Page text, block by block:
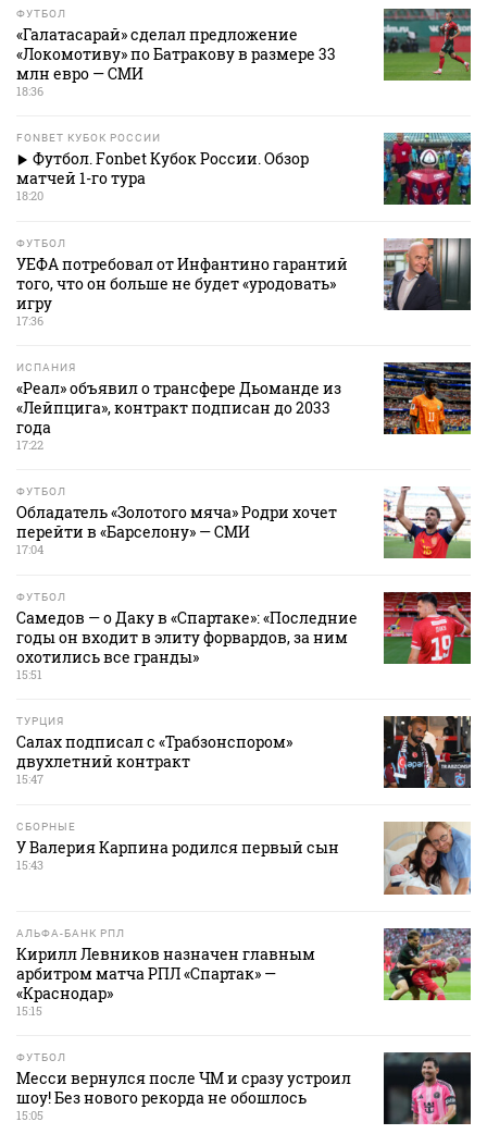
ФУТБОЛ
«Галатасарай» сделал предложение
«Локомотиву» по Батракову в размере 33
млн евро — СМИ
18:36
FONBET КУБОК РОССИИ
Футбол. Fonbet Кубок России. Обзор
матчей 1-го тура
18:20
ФУТБОЛ
УЕФА потребовал от Инфантино гарантий
того, что он больше не будет «уродовать»
игру
17:36
ИСПАНИЯ
«Реал» объявил о трансфере Дьоманде из
«Лейпцига», контракт подписан до 2033
года
17:22
ФУТБОЛ
Обладатель «Золотого мяча» Родри хочет
перейти в «Барселону» — СМИ
17:04
ФУТБОЛ
Самедов — о Даку в «Спартаке»: «Последние
годы он входит в элиту форвардов, за ним
охотились все гранды»
15:51
ТУРЦИЯ
Салах подписал с «Трабзонспором»
двухлетний контракт
15:47
СБОРНЫЕ
У Валерия Карпина родился первый сын
15:43
АЛЬФА-БАНК РПЛ
Кирилл Левников назначен главным
арбитром матча РПЛ «Спартак» —
«Краснодар»
15:15
ФУТБОЛ
Месси вернулся после ЧМ и сразу устроил
шоу! Без нового рекорда не обошлось
15:05